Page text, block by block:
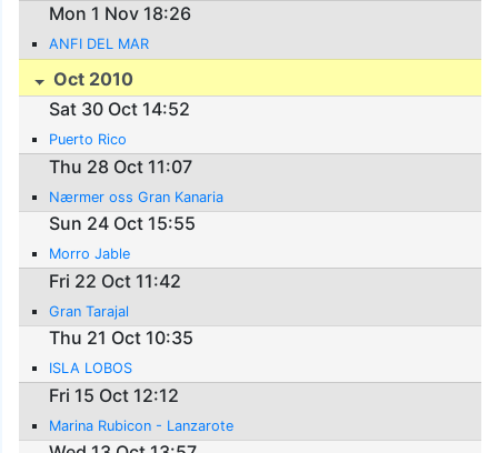
Mon 1 Nov 18:26
ANFI DEL MAR
Oct 2010
Sat 30 Oct 14:52
Puerto Rico
Thu 28 Oct 11:07
Nærmer oss Gran Kanaria
Sun 24 Oct 15:55
Morro Jable
Fri 22 Oct 11:42
Gran Tarajal
Thu 21 Oct 10:35
ISLA LOBOS
Fri 15 Oct 12:12
Marina Rubicon - Lanzarote